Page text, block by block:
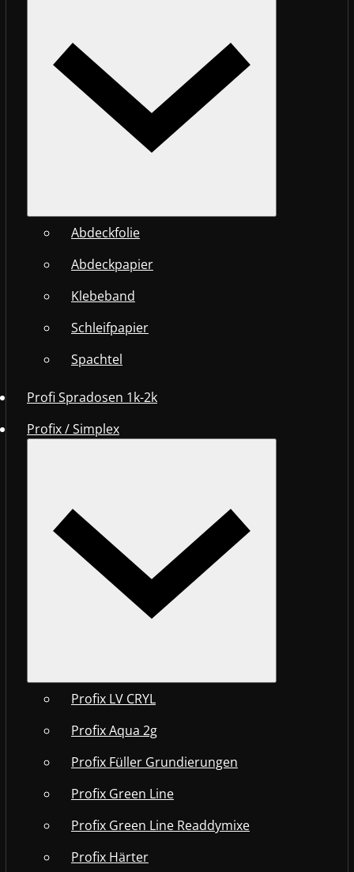
Abdeckfolie
Abdeckpapier
Klebeband
Schleifpapier
Spachtel
Profi Spradosen 1k-2k
Profix / Simplex
Profix LV CRYL
Profix Aqua 2g
Profix Füller Grundierungen
Profix Green Line
Profix Green Line Readdymixe
Profix Härter